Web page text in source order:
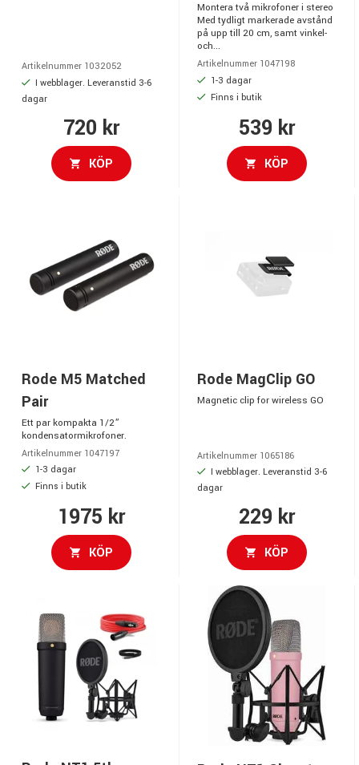
Artikelnummer 1032052
I webblager. Leveranstid 3-6
dagar
720 kr
KÖP
Montera två mikrofoner i stereo
Med tydligt markerade avstånd
på upp till 20 cm, samt vinkel-
och...
Artikelnummer 1047198
1-3 dagar
Finns i butik
539 kr
KÖP
Rode M5 Matched
Pair
Ett par kompakta 1/2”
kondensatormikrofoner.
Artikelnummer 1047197
1-3 dagar
Finns i butik
1975 kr
KÖP
Rode MagClip GO
Magnetic clip for wireless GO
Artikelnummer 1065186
I webblager. Leveranstid 3-6
dagar
229 kr
KÖP